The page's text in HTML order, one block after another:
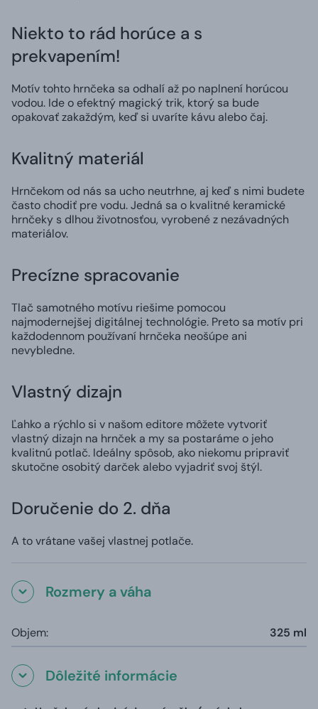
Niekto to rád horúce a s
prekvapením!
Motív tohto hrnčeka sa odhalí až po naplnení horúcou
vodou. Ide o efektný magický trik, ktorý sa bude
opakovať zakaždým, keď si uvaríte kávu alebo čaj.
Kvalitný materiál
Hrnčekom od nás sa ucho neutrhne, aj keď s nimi budete
často chodiť pre vodu. Jedná sa o kvalitné keramické
hrnčeky s dlhou životnosťou, vyrobené z nezávadných
materiálov.
Precízne spracovanie
Tlač samotného motívu riešime pomocou
najmodernejšej digitálnej technológie. Preto sa motív pri
každodennom používaní hrnčeka neošúpe ani
nevybledne.
Vlastný dizajn
Ľahko a rýchlo si v našom editore môžete vytvoriť
vlastný dizajn na hrnček a my sa postaráme o jeho
kvalitnú potlač. Ideálny spôsob, ako niekomu pripraviť
skutočne osobitý darček alebo vyjadriť svoj štýl.
Doručenie do 2. dňa
A to vrátane vašej vlastnej potlače.
Rozmery a váha
Objem: 325 ml
Dôležité informácie